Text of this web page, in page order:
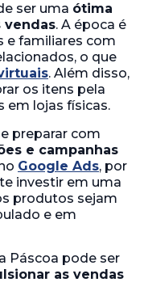
ser uma ótima
vendas. A época é
e familiares com
o que
. Além disso,
os itens pela
em lojas físicas.
preparar com
e campanhas
Google Ads, por
investir em uma
produtos sejam
e em
Páscoa pode ser
as vendas